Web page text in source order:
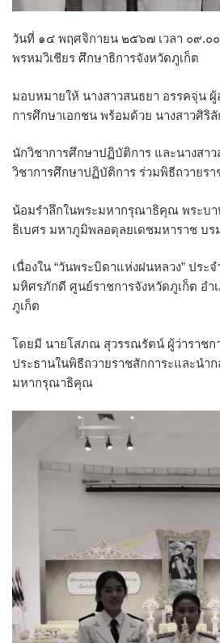
วันที่ ๑๔ พฤศจิกายน ๒๕๖๗ เวลา ๐๙.๐
พรหมวิเชียร ศึกษาธิการจังหวัดภูเก็ต
มอบหมายให้ นางสาวสนธยา อรรคจุ่น ผู้
การศึกษาเอกชน พร้อมด้วย นางสาวศิริ
นักวิชาการศึกษาปฏิบัติการ และนางสา
วิชาการศึกษาปฏิบัติการ ร่วมพิธีถวายรา
น้อมรำลึกในพระมหากรุณาธิคุณ พระบ
ธิเบศร มหาภูมิพลอดุลยเดชมหาราช บ
เนื่องใน “วันพระบิดาแห่งฝนหลวง” ประ
มหิศรภักดี ศูนย์ราชการจังหวัดภูเก็ต อำ
ภูเก็ต
โดยมี นายโสภณ สุวรรณรัตน์ ผู้ว่าราชก
ประธานในพิธีถวายราชสักการะและนำ
มหากรุณาธิคุณ